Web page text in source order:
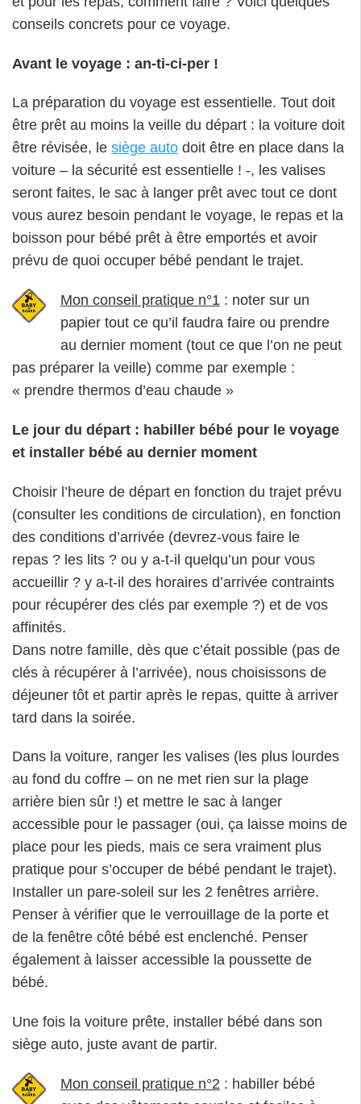
conseils concrets pour ce voyage.
Avant le voyage : an-ti-ci-per !
La préparation du voyage est essentielle. Tout doit
être prêt au moins la veille du départ : la voiture doit
être révisée, le siège auto doit être en place dans la
voiture – la sécurité est essentielle ! -, les valises
seront faites, le sac à langer prêt avec tout ce dont
vous aurez besoin pendant le voyage, le repas et la
boisson pour bébé prêt à être emportés et avoir
prévu de quoi occuper bébé pendant le trajet.
Mon conseil pratique n°1 : noter sur un
papier tout ce qu’il faudra faire ou prendre
au dernier moment (tout ce que l’on ne peut
pas préparer la veille) comme par exemple :
« prendre thermos d’eau chaude »
Le jour du départ : habiller bébé pour le voyage
et installer bébé au dernier moment
Choisir l’heure de départ en fonction du trajet prévu
(consulter les conditions de circulation), en fonction
des conditions d’arrivée (devrez-vous faire le
repas ? les lits ? ou y a-t-il quelqu’un pour vous
accueillir ? y a-t-il des horaires d’arrivée contraints
pour récupérer des clés par exemple ?) et de vos
affinités.
Dans notre famille, dès que c’était possible (pas de
clés à récupérer à l’arrivée), nous choisissons de
déjeuner tôt et partir après le repas, quitte à arriver
tard dans la soirée.
Dans la voiture, ranger les valises (les plus lourdes
au fond du coffre – on ne met rien sur la plage
arrière bien sûr !) et mettre le sac à langer
accessible pour le passager (oui, ça laisse moins de
place pour les pieds, mais ce sera vraiment plus
pratique pour s’occuper de bébé pendant le trajet).
Installer un pare-soleil sur les 2 fenêtres arrière.
Penser à vérifier que le verrouillage de la porte et
de la fenêtre côté bébé est enclenché. Penser
également à laisser accessible la poussette de
bébé.
Une fois la voiture prête, installer bébé dans son
siège auto, juste avant de partir.
Mon conseil pratique n°2 : habiller bébé